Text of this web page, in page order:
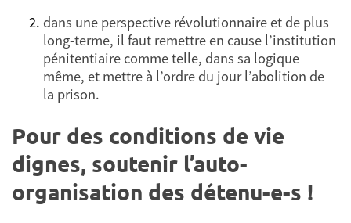
dans une perspective révolutionnaire et de plus
long-terme, il faut remettre en cause l’institution
pénitentiaire comme telle, dans sa logique
même, et mettre à l’ordre du jour l’abolition de
la prison.
Pour des conditions de vie
dignes, soutenir l’auto-
organisation des détenu-e-s !